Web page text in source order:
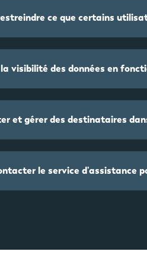
ce que certains
visibilité des données en
et gérer des destinataires
le service d'assistance